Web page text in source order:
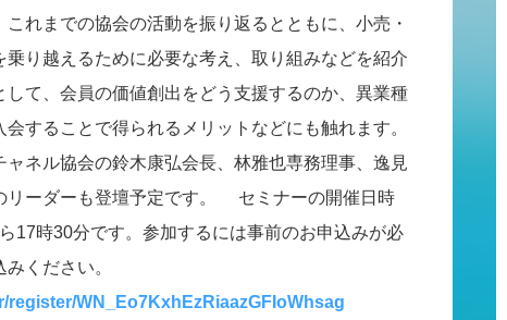
れまでの協会の活動を振り返るとともに、小売・
り越えるために必要な考え、取り組みなどを紹介
て、会員の価値創出をどう支援するのか、異業種
することで得られるメリットなどにも触れます。
ネル協会の鈴木康弘会長、林雅也専務理事、逸見
リーダーも登壇予定です。 セミナーの開催日時
17時30分です。参加するには事前のお申込みが必
ください。
WN_Eo7KxhEzRiaazGFIoWhsag